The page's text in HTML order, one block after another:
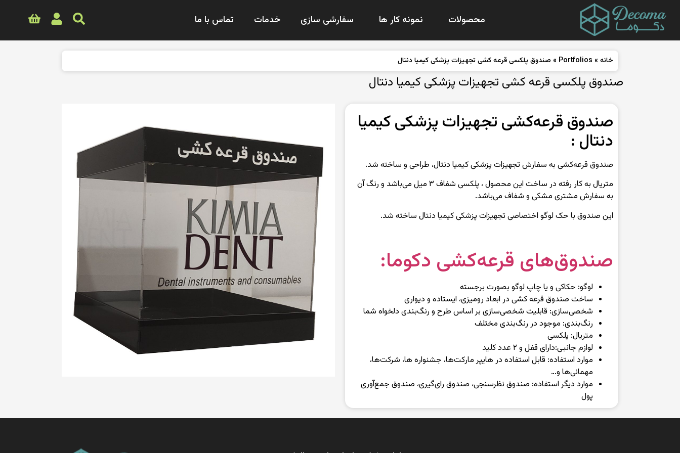
محصولات نمونه کار ها سفارشی سازی خدمات تماس با ما
خانه »
Portfolios
» صندوق پلکسی قرعه کشی تجهیزات پزشکی کیمیا دنتال
صندوق پلکسی قرعه کشی تجهیزات پزشکی کیمیا دنتال
صندوق قرعه‌کشی تجهیزات پزشکی کیمیا
دنتال :
صندوق قرعه‌کشی به سفارش تجهیزات پزشکی کیمیا دنتال، طراحی و ساخته شد.
متریال به کار رفته در ساخت این محصول ، پلکسی شفاف ۳ میل می‌باشد و رنگ آن
به سفارش مشتری مشکی و شفاف می‌باشد.
این صندوق با حک لوگو اختصاصی تجهیزات پزشکی کیمیا دنتال ساخته شد.
صندوق‌های قرعه‌کشی دکوما:
لوگو: حکاکی و یا چاپ لوگو بصورت برجسته
ساخت صندوق قرعه کشی در ابعاد رومیزی، ایستاده و دیواری
شخصی‌سازی: قابلیت شخصی‌سازی بر اساس طرح و رنگ‌بندی دلخواه شما
رنگ‌بندی: موجود در رنگ‌بندی مختلف
متریال: پلکسی
لوازم جانبی:‌دارای قفل و ۲ عدد کلید
موارد استفاده: قابل استفاده در هایپر مارکت‌ها، جشنواره ها، شرکت‌ها،
مهمانی‌ها و…
موارد دیگر استفاده: صندوق نظرسنجی، صندوق رای‌گیری، صندوق جمع‌آوری
پول